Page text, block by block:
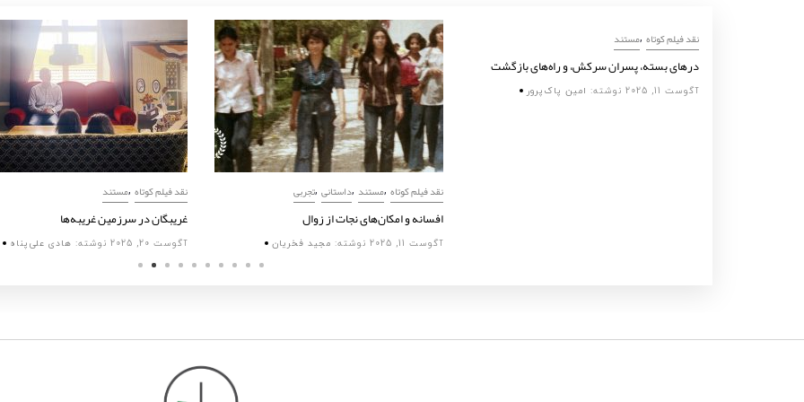
مستند, نقد فیلم کوتاه
غریبگان در سرزمین غریبه‌ها
نوشته: هادی علی‌پناه آگوست 20, 2025
تجربی, داستانی, مستند, نقد فیلم کوتاه
افسانه‌ و امکان‌های نجات از زوال
نوشته: مجید فخریان آگوست 11, 2025
مستند, نقد فیلم کوتاه
درهای بسته، پسران سرکش، و راه‌های بازگشت
نوشته: امین پاک‌پرور آگوست 11, 2025